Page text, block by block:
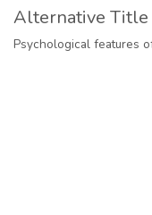
Alternative Title
Psychological features